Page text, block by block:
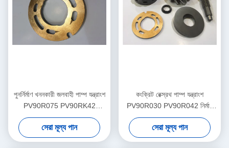
পুনর্নির্মাণ খননকারী জলবাহী পাম্প যন্ত্রাংশ
PV90R075 PV90RK42
PV90L42 মাল্টি মডেল
সেরা মূল্য পান
কংক্রিট রেক্স্রথ পাম্প যন্ত্রাংশ
PV90R030 PV90R042 নির্মাণ
যন্ত্রপাতি সহায়তা
সেরা মূল্য পান